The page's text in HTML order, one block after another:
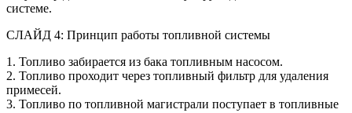
системе.
СЛАЙД 4: Принцип работы топливной системы
1. Топливо забирается из бака топливным насосом.
2. Топливо проходит через топливный фильтр для удаления
примесей.
3. Топливо по топливной магистрали поступает в топливные